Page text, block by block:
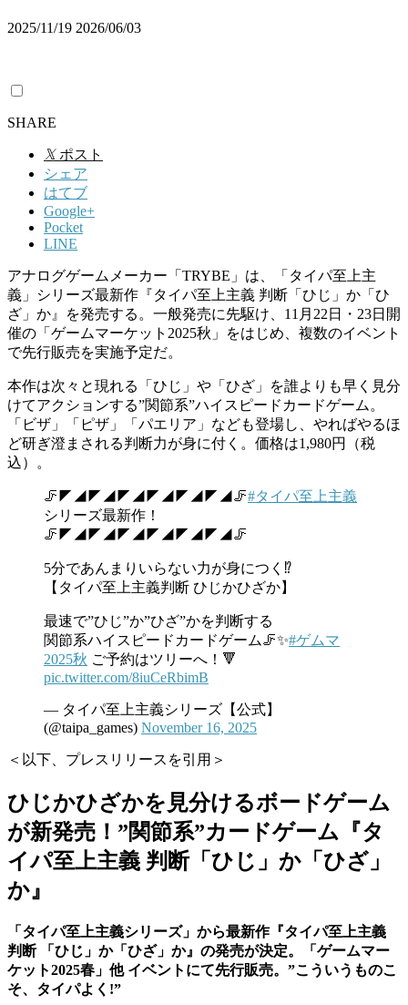
2025/11/19 2026/06/03
SHARE
𝕏 ポスト
シェア
はてブ
Google+
Pocket
LINE
アナログゲームメーカー「TRYBE」は、「タイパ至上主
義」シリーズ最新作『タイパ至上主義 判断「ひじ」か「ひ
ざ」か』を発売する。一般発売に先駆け、11月22日・23日開
催の「ゲームマーケット2025秋」をはじめ、複数のイベント
で先行販売を実施予定だ。
本作は次々と現れる「ひじ」や「ひざ」を誰よりも早く見分
けてアクションする”関節系”ハイスピードカードゲーム。
「ビザ」「ピザ」「パエリア」なども登場し、やればやるほ
ど研ぎ澄まされる判断力が身に付く。価格は1,980円（税
込）。
🦵◤◢◤◢◤◢◤◢◤◢◤◢🦵#タイパ至上主義
シリーズ最新作！
🦵◤◢◤◢◤◢◤◢◤◢◤◢🦵
5分であんまりいらない力が身につく⁉️
【タイパ至上主義判断 ひじかひざか】
最速で”ひじ”か”ひざ”かを判断する
関節系ハイスピードカードゲーム🦵✨#ゲムマ
2025秋 ご予約はツリーへ！🔻
pic.twitter.com/8iuCeRbimB
— タイパ至上主義シリーズ【公式】
(@taipa_games) November 16, 2025
＜以下、プレスリリースを引用＞
ひじかひざかを見分けるボードゲーム
が新発売！”関節系”カードゲーム『タ
イパ至上主義 判断「ひじ」か「ひざ」
か』
「タイパ至上主義シリーズ」から最新作『タイパ至上主義
判断 「ひじ」か「ひざ」か』の発売が決定。「ゲームマー
ケット2025春」他 イベントにて先行販売。”こういうものこ
そ、タイパよく!”